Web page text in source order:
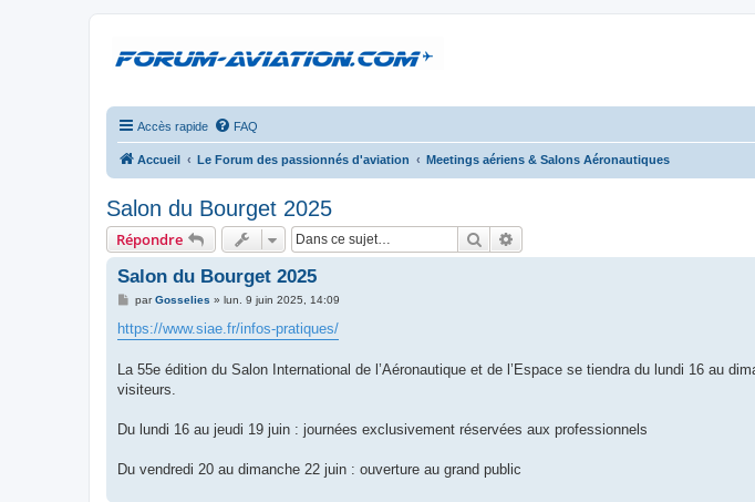
Accès rapide FAQ
Accueil Le Forum des passionnés d'aviation Meetings aériens & Salons Aéronautiques
Salon du Bourget 2025
Répondre Rechercher
Salon du Bourget 2025
M
s
s
g
e
parGosselies » lun. 9 juin 2025, 14:09
https://www.siae.fr/infos-pratiques/
La 55e édition du Salon International de l’Aéronautique et de l’Espace se tiendra du lundi 16 au
visiteurs.
Du lundi 16 au jeudi 19 juin : journées exclusivement réservées aux professionnels
Du vendredi 20 au dimanche 22 juin : ouverture au grand public